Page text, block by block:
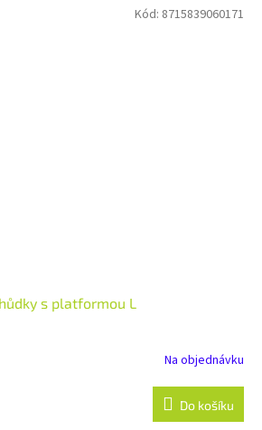
s platformou L
Na objednávku
Do košíku
Kód: 8715839060171